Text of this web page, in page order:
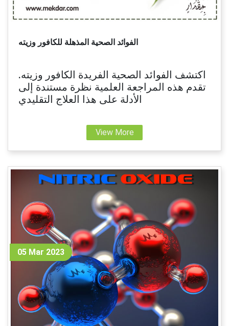
الفوائد الصحية المذهلة للكافور وزيته
اكتشف الفوائد الصحية الفريدة الكافور وزيته.
تقدم هذه المراجعة العلمية نظرة مستندة إلى
الأدلة على هذا العلاج التقليدي
View More
05 Mar 2023